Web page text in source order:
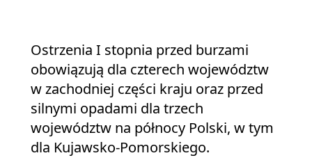
Ostrzenia I stopnia przed burzami
obowiązują dla czterech województw
w zachodniej części kraju oraz przed
silnymi opadami dla trzech
województw na północy Polski, w tym
dla Kujawsko-Pomorskiego.